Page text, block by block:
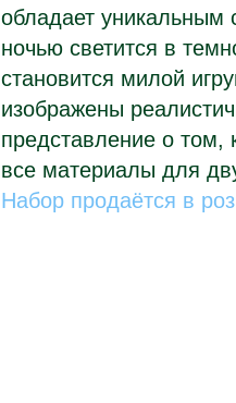
обладает уникальным
ночью светится в
становится милой
изображены
представление о том,
все материалы для
Набор продаётся в